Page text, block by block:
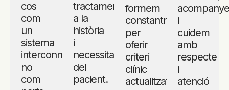
cos
com
un
sistema
interconnectat,
no
com
tractament
a la
història
i
necessitats
del
pacient.
formem
constantment
per
oferir
criteri
clínic
actualitzat
i
cuidem
amb
respecte
i
atenció